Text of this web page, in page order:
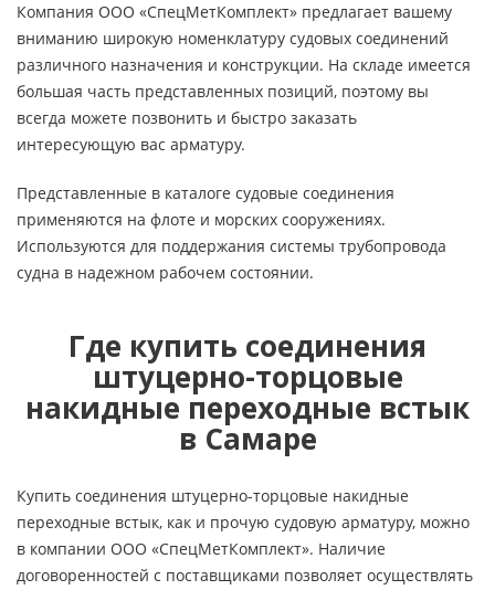
Компания ООО «СпецМетКомплект» предлагает вашему
вниманию широкую номенклатуру судовых соединений
различного назначения и конструкции. На складе имеется
большая часть представленных позиций, поэтому вы
всегда можете позвонить и быстро заказать
интересующую вас арматуру.
Представленные в каталоге судовые соединения
применяются на флоте и морских сооружениях.
Используются для поддержания системы трубопровода
судна в надежном рабочем состоянии.
Где купить соединения
штуцерно-торцовые
накидные переходные встык
в Самаре
Купить соединения штуцерно-торцовые накидные
переходные встык, как и прочую судовую арматуру, можно
в компании ООО «СпецМетКомплект». Наличие
договоренностей с поставщиками позволяет осуществлять